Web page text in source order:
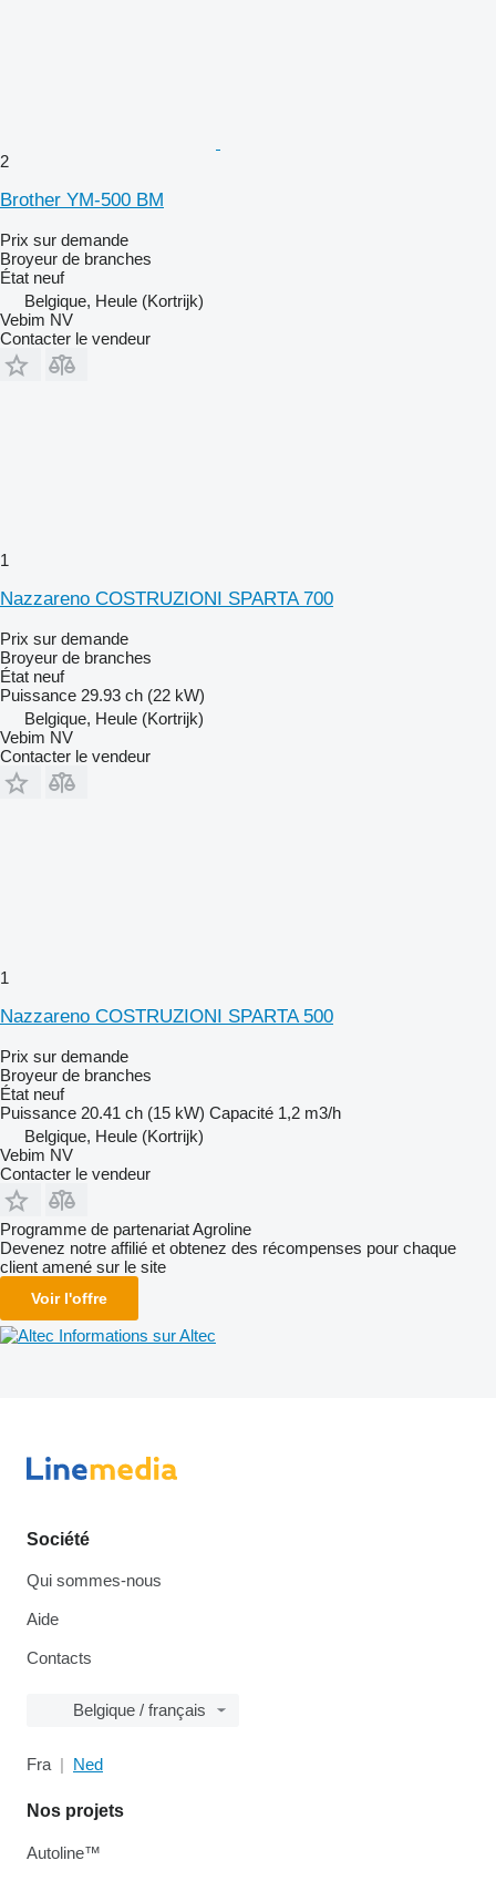
2
Brother YM-500 BM
Prix sur demande
Broyeur de branches
État neuf
Belgique, Heule (Kortrijk)
Vebim NV
Contacter le vendeur
1
Nazzareno COSTRUZIONI SPARTA 700
Prix sur demande
Broyeur de branches
État neuf
Puissance 29.93 ch (22 kW)
Belgique, Heule (Kortrijk)
Vebim NV
Contacter le vendeur
1
Nazzareno COSTRUZIONI SPARTA 500
Prix sur demande
Broyeur de branches
État neuf
Puissance 20.41 ch (15 kW) Capacité 1,2 m3/h
Belgique, Heule (Kortrijk)
Vebim NV
Contacter le vendeur
Programme de partenariat Agroline
Devenez notre affilié et obtenez des récompenses pour chaque
client amené sur le site
Voir l'offre
Informations sur Altec
Société
Qui sommes-nous
Aide
Contacts
Belgique / français
Fra Ned
Nos projets
Autoline™